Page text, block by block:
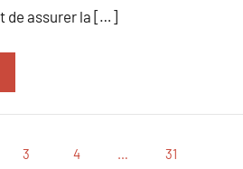
de assurer la […]
3 4 … 31